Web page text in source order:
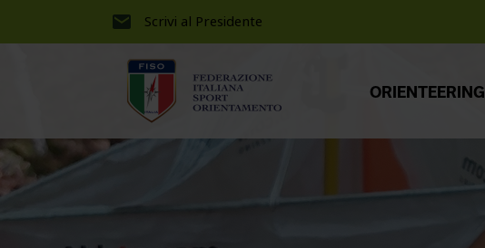
Scrivi al Presidente
ORIENTEERING